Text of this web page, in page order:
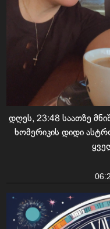
დღეს, 23:48 საათზე
ხომერიკის დიდი